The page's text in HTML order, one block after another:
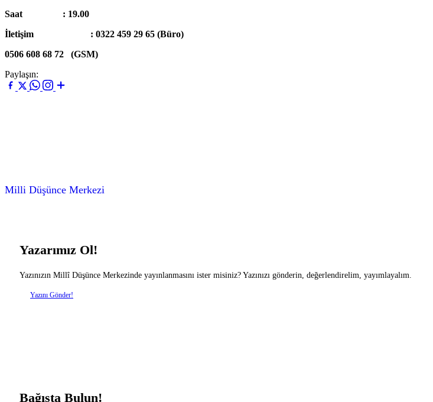
Saat : 19.00
İletişim : 0322 459 29 65 (Büro)
0506 608 68 72 (GSM)
Paylaşın:
Milli Düşünce Merkezi
Yazarımız Ol!
Yazınızın Millî Düşünce Merkezinde yayınlanmasını ister misiniz? Yazınızı gönderin, değerlendirelim, yayımlayalım.
Yazını Gönder!
Bağışta Bulun!